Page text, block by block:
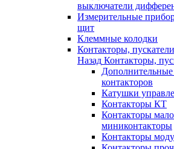
выключатели
Измерительные
щит
Клеммные колодки
Контакторы,
Назад Контакторы,
Дополнительные
контакторов
Катушки
Контакторы КТ
Контакторы
миниконтакторы
Контакторы